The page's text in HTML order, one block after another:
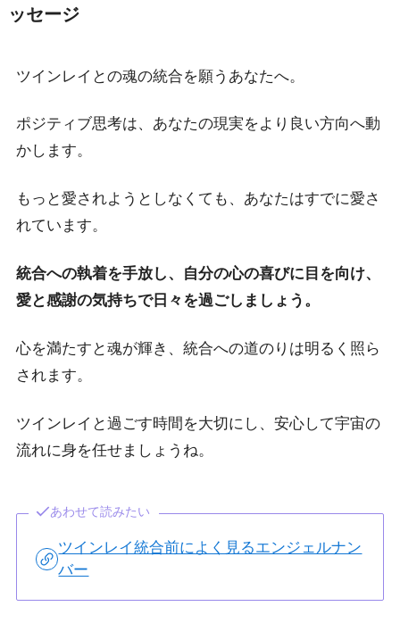
ッセージ
ツインレイとの魂の統合を願うあなたへ。
ポジティブ思考は、あなたの現実をより良い方向へ動
かします。
もっと愛されようとしなくても、あなたはすでに愛さ
れています。
統合への執着を手放し、自分の心の喜びに目を向け、
愛と感謝の気持ちで日々を過ごしましょう。
心を満たすと魂が輝き、統合への道のりは明るく照ら
されます。
ツインレイと過ごす時間を大切にし、安心して宇宙の
流れに身を任せましょうね。
あわせて読みたい
ツインレイ統合前によく見るエンジェルナン
バー